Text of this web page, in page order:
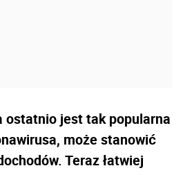
ostatnio jest tak popularna
może stanowić
Teraz łatwiej